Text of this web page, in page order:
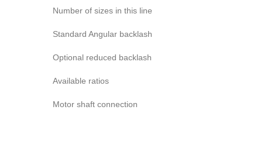
Number of sizes in this line
Standard Angular backlash
Optional reduced backlash
Available ratios
Motor shaft connection